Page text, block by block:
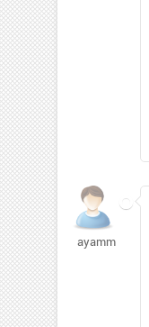
ayamm499